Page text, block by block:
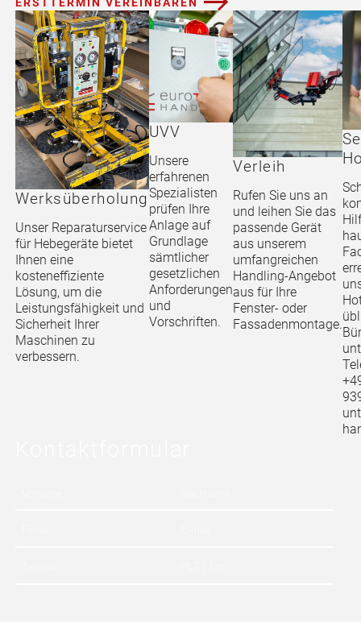
Werksüberholung
Unser Reparaturservice
für Hebegeräte bietet
Ihnen eine
kosteneffiziente
Lösung, um die
Leistungsfähigkeit und
Sicherheit Ihrer
Maschinen zu
verbessern.
UVV
Unsere
erfahrenen
Spezialisten
prüfen Ihre
Anlage auf
Grundlage
sämtlicher
gesetzlichen
Anforderungen
und
Vorschriften.
Verleih
Rufen Sie uns an
und leihen Sie das
passende Gerät
aus unserem
umfangreichen
Handling-Angebot
aus für Ihre
Fenster- oder
Fassadenmontage.